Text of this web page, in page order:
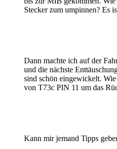
Stecker zum umpinnen? Es
Dann machte ich auf der
und die nächste
sind schön eingewickelt.
von T73c PIN 11 um das
Kann mir jemand Tipps